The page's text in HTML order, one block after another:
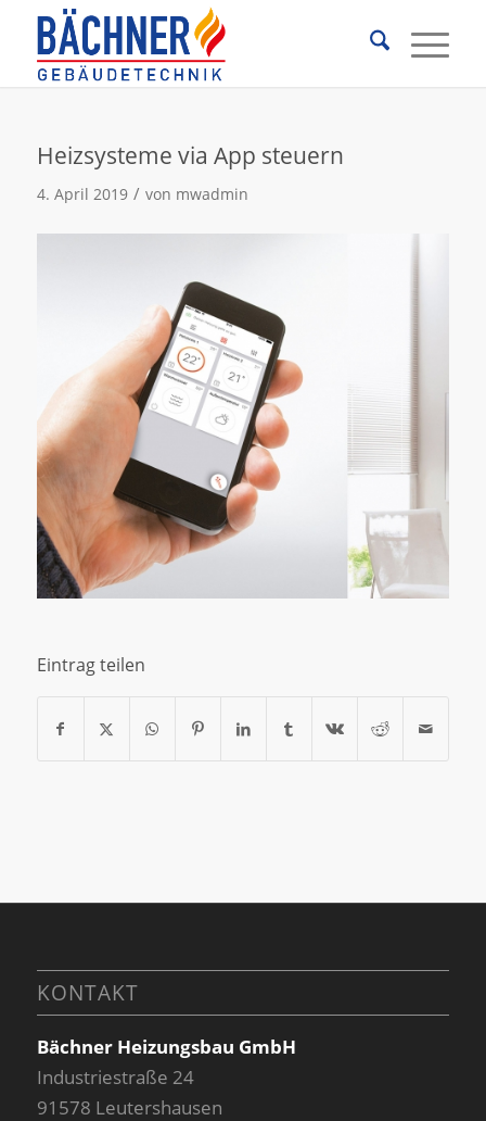
Heizsysteme via App steuern
4. April 2019 / von mwadmin
Eintrag teilen
KONTAKT
Bächner Heizungsbau GmbH
Industriestraße 24
91578 Leutershausen